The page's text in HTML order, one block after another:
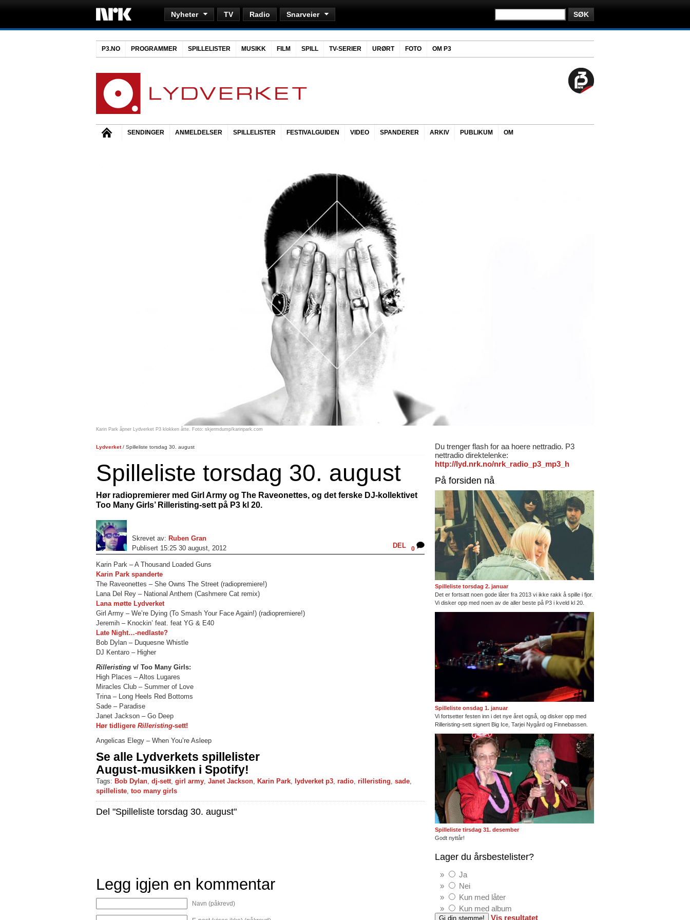
Nyheter TV Radio Snarveier
P3.NO PROGRAMMER SPILLELISTER MUSIKK FILM SPILL TV-SERIER URØRT FOTO OM P3
SENDINGER ANMELDELSER SPILLELISTER FESTIVALGUIDEN VIDEO SPANDERER ARKIV PUBLIKUM OM
Karin Park åpner Lydverket P3 klokken åtte. Foto: skjermdump/karinpark.com
Lydverket/ Spilleliste torsdag 30. august
Spilleliste torsdag 30. august
Hør radiopremierer med Girl Army og The Raveonettes, og det ferske DJ-kollektivet
Too Many Girls’ Rilleristing-sett på P3 kl 20.
Skrevet av: Ruben Gran
Publisert 15:25 30 august, 2012
DEL 0
Karin Park – A Thousand Loaded Guns
Karin Park spanderte
The Raveonettes – She Owns The Street (radiopremiere!)
Lana Del Rey – National Anthem (Cashmere Cat remix)
Lana møtte Lydverket
Girl Army – We’re Dying (To Smash Your Face Again!) (radiopremiere!)
Jeremih – Knockin’ feat. feat YG & E40
Late Night…-nedlaste?
Bob Dylan – Duquesne Whistle
DJ Kentaro – Higher
Rilleristing v/ Too Many Girls:
High Places – Altos Lugares
Miracles Club – Summer of Love
Trina – Long Heels Red Bottoms
Sade – Paradise
Janet Jackson – Go Deep
Hør tidligere Rilleristing-sett!
Angelicas Elegy – When You’re Asleep
Se alle Lydverkets spillelister
August-musikken i Spotify!
Tags: Bob Dylan, dj-sett, girl army, Janet Jackson, Karin Park, lydverket p3, radio, rilleristing, sade,
spilleliste, too many girls
Del "Spilleliste torsdag 30. august"
Legg igjen en kommentar
Navn (påkrevd)
Du trenger flash for aa hoere nettradio. P3
nettradio direktelenke:
http://lyd.nrk.no/nrk_radio_p3_mp3_h
På forsiden nå
Spilleliste torsdag 2. januar
Det er fortsatt noen gode låter fra 2013 vi ikke rakk å spille i fjor.
Vi disker opp med noen av de aller beste på P3 i kveld kl 20.
Spilleliste onsdag 1. januar
Vi fortsetter festen inn i det nye året også, og disker opp med
Rilleristing-sett signert Big Ice, Tarjei Nygård og Finnebassen.
Spilleliste tirsdag 31. desember
Godt nyttår!
Lager du årsbestelister?
Ja
Nei
Kun med låter
Kun med album
Vis resultatet